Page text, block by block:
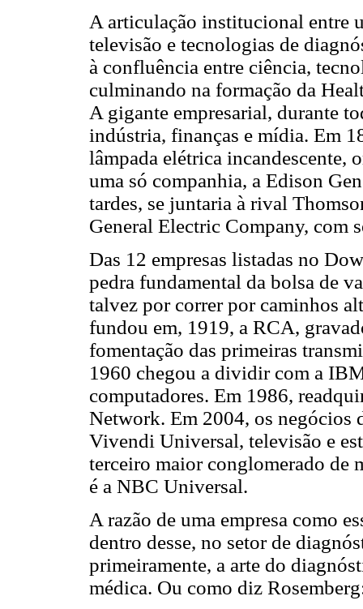
A articulação institucional entre
televisão e tecnologias de
à confluência entre ciência,
culminando na formação da
A gigante empresarial, durante
indústria, finanças e mídia. Em
lâmpada elétrica incandescente,
uma só companhia, a Edison
tardes, se juntaria à rival
General Electric Company, com
Das 12 empresas listadas no
pedra fundamental da bolsa de
talvez por correr por caminhos
fundou em, 1919, a RCA,
fomentação das primeiras
1960 chegou a dividir com a
computadores. Em 1986,
Network. Em 2004, os negócios
Vivendi Universal, televisão e
terceiro maior conglomerado de
é a NBC Universal.
A razão de uma empresa como
dentro desse, no setor de
primeiramente, a arte do
médica. Ou como diz